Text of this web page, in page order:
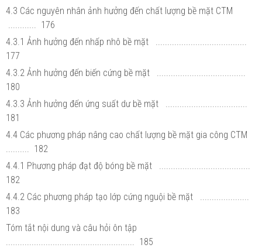
4.3 Các nguyên nhân ảnh hưởng đến chất lượng bề mặt CTM
............ 176
4.3.1 Ảnh hưởng đến nhấp nhô bề mặt .......................................
177
4.3.2 Ảnh hưởng đến biến cứng bề mặt ......................................
180
4.3.3 Ảnh hưởng đến ứng suất dư bề mặt ...................................
181
4.4 Các phương pháp nâng cao chất lượng bề mặt gia công CTM
.......... 182
4.4.1 Phương pháp đạt độ bóng bề mặt .......................................
182
4.4.2 Các phương pháp tạo lớp cứng nguội bề mặt .....................
183
Tóm tắt nội dung và câu hỏi ôn tập
....................................................... 185